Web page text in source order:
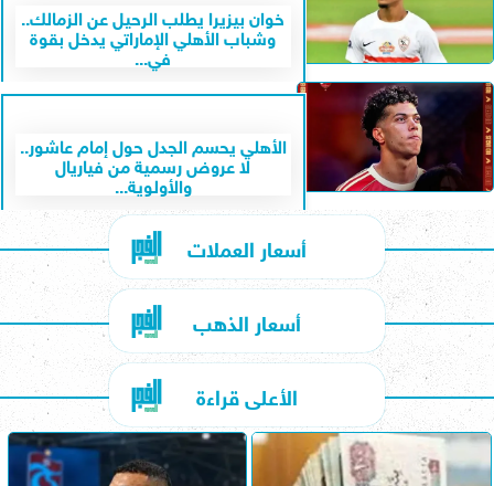
خوان بيزيرا يطلب الرحيل عن الزمالك..
وشباب الأهلي الإماراتي يدخل بقوة
في...
الأهلي يحسم الجدل حول إمام عاشور..
لا عروض رسمية من فياريال
والأولوية...
أسعار العملات
أسعار الذهب
الأعلى قراءة